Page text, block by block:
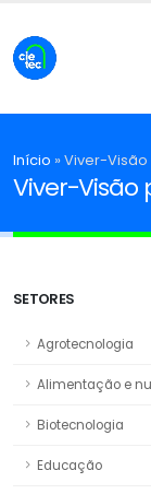
Viver-Visão
Início »Viver-
SETORES
Agrotecnologia
Alimentação e
Biotecnologia
Educação